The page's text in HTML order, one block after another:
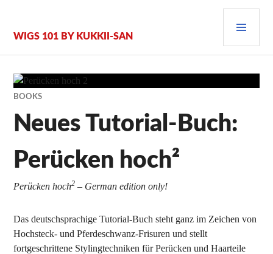
springen
WIGS 101 BY KUKKII-SAN
BOOKS
Neues Tutorial-Buch:
Perücken hoch²
Perücken hoch2 – German edition only!
Das deutschsprachige Tutorial-Buch steht ganz im Zeichen von
Hochsteck- und Pferdeschwanz-Frisuren und stellt
fortgeschrittene Stylingtechniken für Perücken und Haarteile